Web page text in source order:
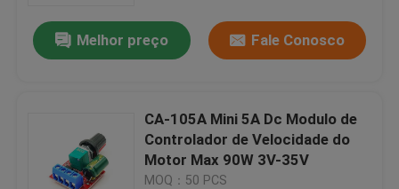
Melhor preço Fale Conosco
CA-105A Mini 5A Dc Modulo de
Controlador de Velocidade do
Motor Max 90W 3V-35V
MOQ：50 PCS